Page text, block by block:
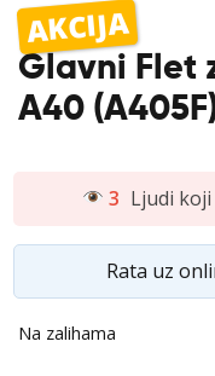
3 Ljudi
Rata uz
AKCIJA
Glavni Flet
A40
Na zalihama